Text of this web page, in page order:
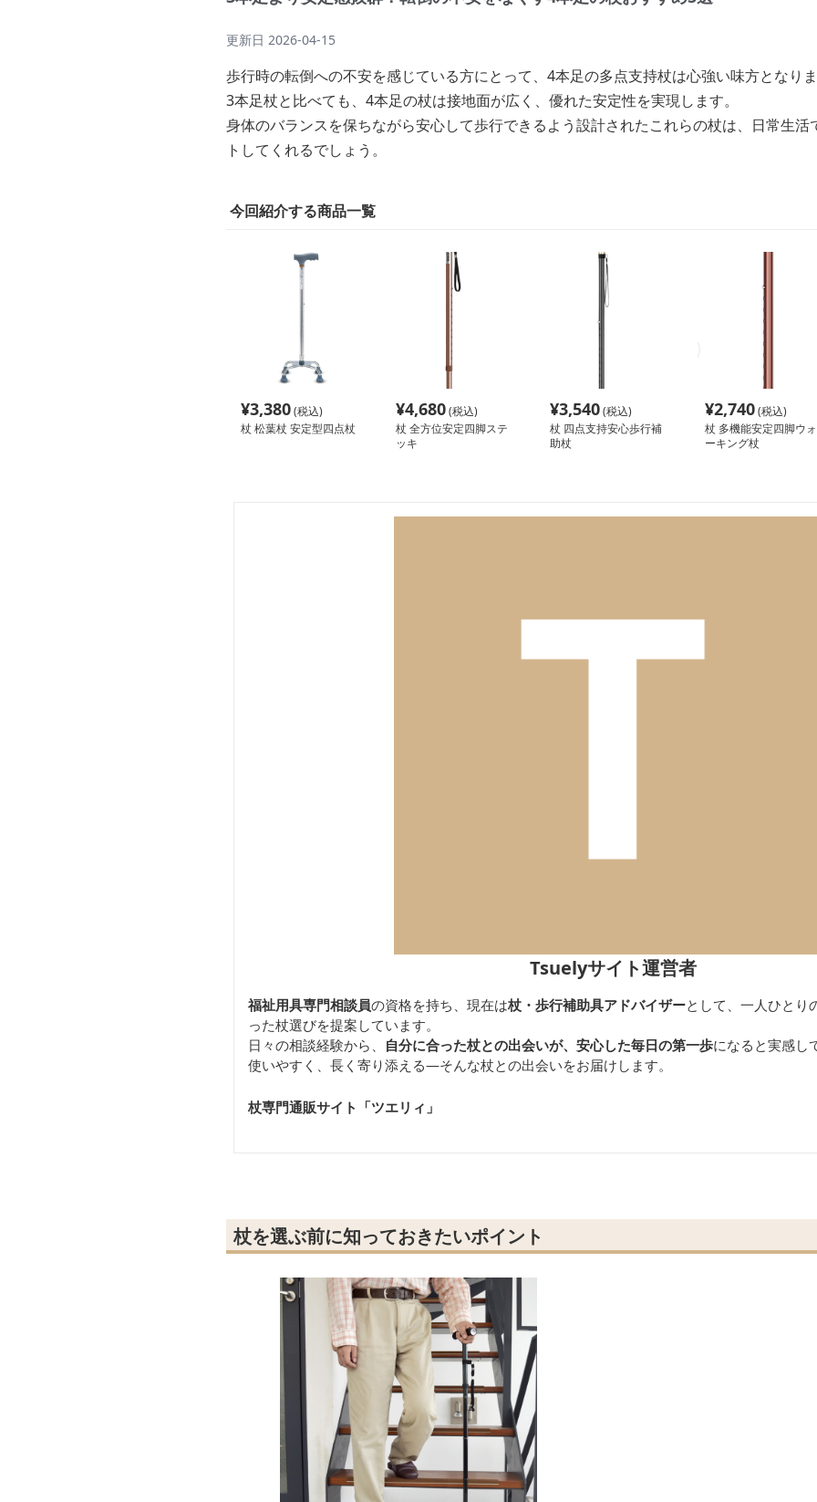
更新日 2026-04-15
歩行時の転倒への不安を感じている方にとって、4本足の多点支持杖は心強い味方となりま
3本足杖と比べても、4本足の杖は接地面が広く、優れた安定性を実現します。
身体のバランスを保ちながら安心して歩行できるよう設計されたこれらの杖は、日常生活
トしてくれるでしょう。
今回紹介する商品一覧
¥3,380(税込)
杖 松葉杖 安定型四点杖
¥4,680(税込)
杖 全方位安定四脚ステ
ッキ
¥3,540(税込)
杖 四点支持安心歩行補
助杖
¥2,740(税込)
杖 多機能安定四脚ウォ
ーキング杖
Tsuelyサイト運営者
福祉用具専門相談員の資格を持ち、現在は杖・歩行補助具アドバイザーとして、一人ひとり
った杖選びを提案しています。
日々の相談経験から、 自分に合った杖との出会いが、安心した毎日の第一歩になると実感し
使いやすく、長く寄り添える—そんな杖との出会いをお届けします。
杖専門通販サイト「ツエリィ」
杖を選ぶ前に知っておきたいポイント